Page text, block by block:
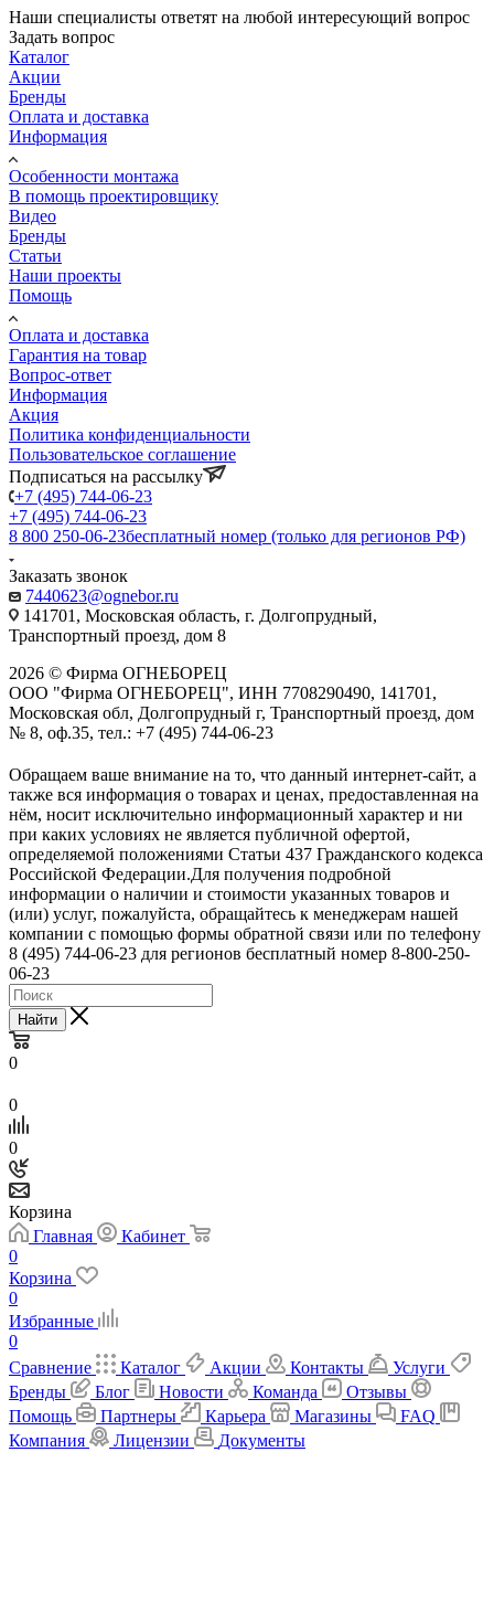
Наши специалисты ответят на любой интересующий вопрос
Задать вопрос
Каталог
Акции
Бренды
Оплата и доставка
Информация
Особенности монтажа
В помощь проектировщику
Видео
Бренды
Статьи
Наши проекты
Помощь
Оплата и доставка
Гарантия на товар
Вопрос-ответ
Информация
Акция
Политика конфиденциальности
Пользовательское соглашение
Подписаться на рассылку
+7 (495) 744-06-23
+7 (495) 744-06-23
8 800 250-06-23бесплатный номер (только для регионов РФ)
Заказать звонок
7440623@ognebor.ru
141701, Московская область, г. Долгопрудный,
Транспортный проезд, дом 8
2026 © Фирма ОГНЕБОРЕЦ
ООО "Фирма ОГНЕБОРЕЦ", ИНН 7708290490, 141701,
Московская обл, Долгопрудный г, Транспортный проезд, дом
№ 8, оф.35, тел.: +7 (495) 744-06-23
Обращаем ваше внимание на то, что данный интернет-сайт, а
также вся информация о товарах и ценах, предоставленная на
нём, носит исключительно информационный характер и ни
при каких условиях не является публичной офертой,
определяемой положениями Статьи 437 Гражданского кодекса
Российской Федерации.Для получения подробной
информации о наличии и стоимости указанных товаров и
(или) услуг, пожалуйста, обращайтесь к менеджерам нашей
компании с помощью формы обратной связи или по телефону
8 (495) 744-06-23 для регионов бесплатный номер 8-800-250-
06-23
Найти
0
0
0
Корзина
Главная
Кабинет
0
Корзина
0
Избранные
0
Сравнение
Каталог Акции Контакты
Услуги
Бренды
Блог Новости Команда
Отзывы
Помощь
Партнеры Карьера Магазины
FAQ
Компания
Лицензии Документы